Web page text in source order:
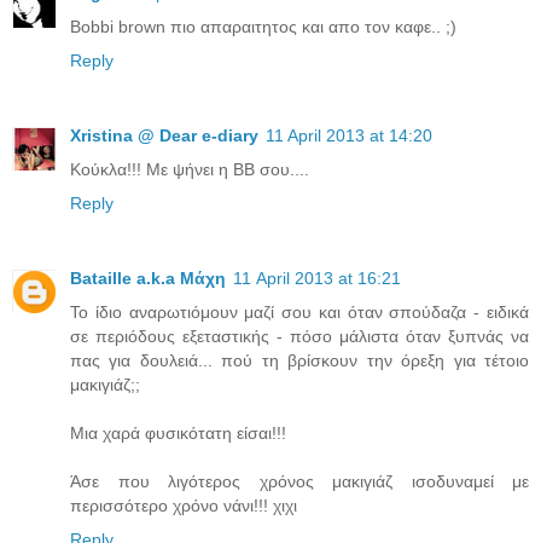
Bobbi brown πιο απαραιτητος και απο τον καφε.. ;)
Reply
Xristina @ Dear e-diary 11 April 2013 at 14:20
Κούκλα!!! Με ψήνει η ΒΒ σου....
Reply
Bataille a.k.a Μάχη 11 April 2013 at 16:21
Το ίδιο αναρωτιόμουν μαζί σου και όταν σπούδαζα - ειδικά
σε περιόδους εξεταστικής - πόσο μάλιστα όταν ξυπνάς να
πας για δουλειά... πού τη βρίσκουν την όρεξη για τέτοιο
μακιγιάζ;;
Μια χαρά φυσικότατη είσαι!!!
Άσε που λιγότερος χρόνος μακιγιάζ ισοδυναμεί με
περισσότερο χρόνο νάνι!!! χιχι
Reply